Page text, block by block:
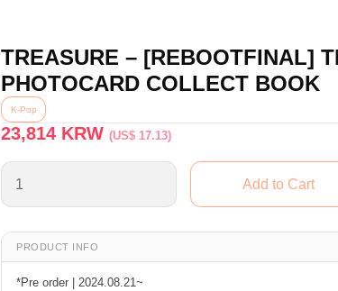
TREASURE – [REBOOTFINAL]
PHOTOCARD COLLECT BOOK
K-Pop
23,814KRW (US$ 17.13)
PRODUCT INFO
*Pre order | 2024.08.21~